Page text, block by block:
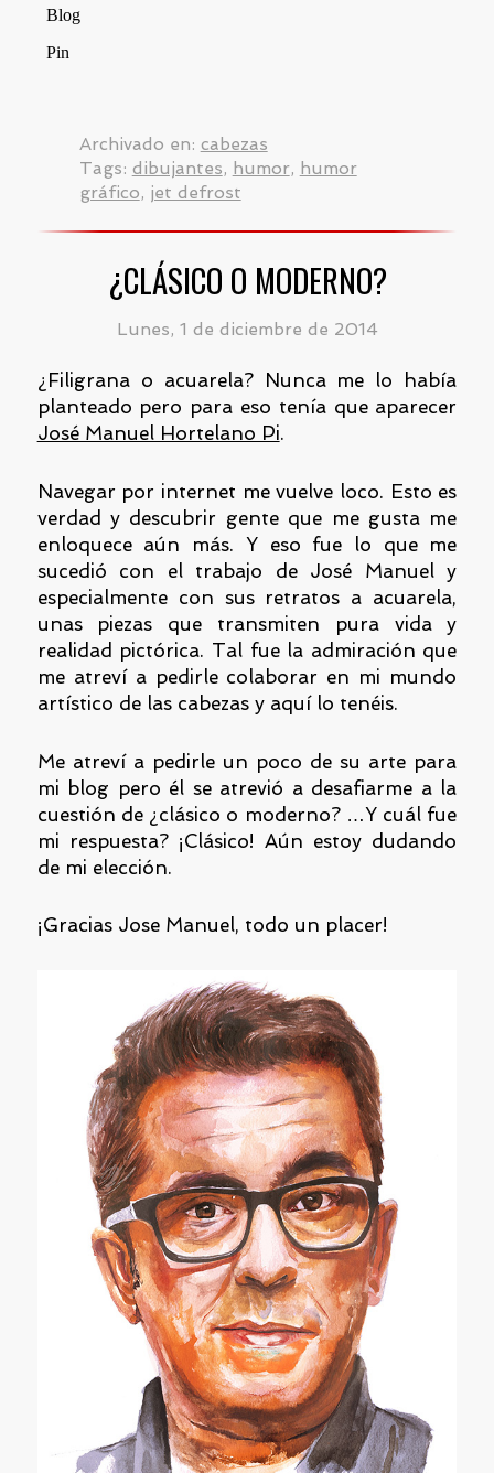
Archivado en: cabezas
Tags: dibujantes, humor, humor
gráfico, jet defrost
¿CLÁSICO O MODERNO?
Lunes, 1 de diciembre de 2014
¿Filigrana o acuarela? Nunca me lo había
planteado pero para eso tenía que aparecer
José Manuel Hortelano Pi.
Navegar por internet me vuelve loco. Esto es
verdad y descubrir gente que me gusta me
enloquece aún más. Y eso fue lo que me
sucedió con el trabajo de José Manuel y
especialmente con sus retratos a acuarela,
unas piezas que transmiten pura vida y
realidad pictórica. Tal fue la admiración que
me atreví a pedirle colaborar en mi mundo
artístico de las cabezas y aquí lo tenéis.
Me atreví a pedirle un poco de su arte para
mi blog pero él se atrevió a desafiarme a la
cuestión de ¿clásico o moderno? …Y cuál fue
mi respuesta? ¡Clásico! Aún estoy dudando
de mi elección.
¡Gracias Jose Manuel, todo un placer!